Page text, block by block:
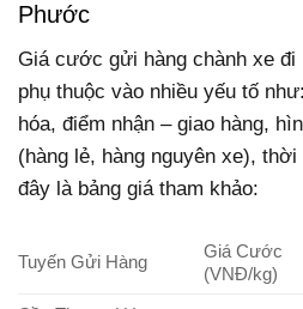
Phước
Giá cước gửi hàng chành xe
phụ thuộc vào nhiều yếu tố
hóa, điểm nhận – giao hàng,
(hàng lẻ, hàng nguyên xe),
đây là bảng giá tham khảo:
Tuyến Gửi Hàng
Giá Cước
(VNĐ/kg)